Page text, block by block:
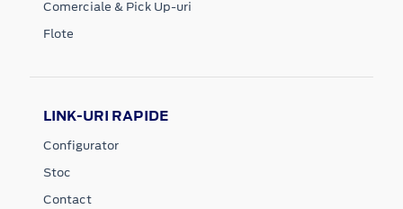
Comerciale & Pick Up-uri
Flote
LINK-URI RAPIDE
Configurator
Stoc
Contact